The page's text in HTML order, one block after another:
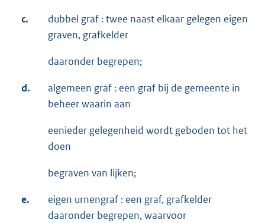
c.
dubbel graf : twee naast elkaar gelegen eigen
graven, grafkelder
daaronder begrepen;
d.
algemeen graf : een graf bij de gemeente in
beheer waarin aan
eenieder gelegenheid wordt geboden tot het
doen
begraven van lijken;
e.
eigen urnengraf : een graf, grafkelder
daaronder begrepen, waarvoor